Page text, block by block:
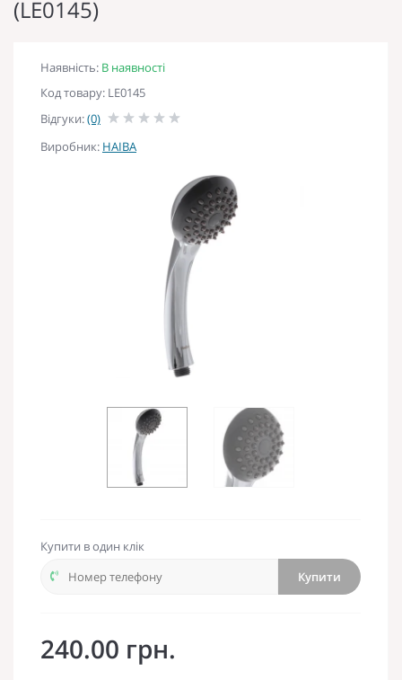
(LE0145)
Наявність: В наявності
Код товару: LE0145
Відгуки:(0)
Виробник: HAIBA
Купити в один клік
Купити
240.00 грн.